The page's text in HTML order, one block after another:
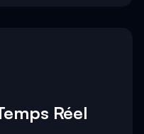
Réel